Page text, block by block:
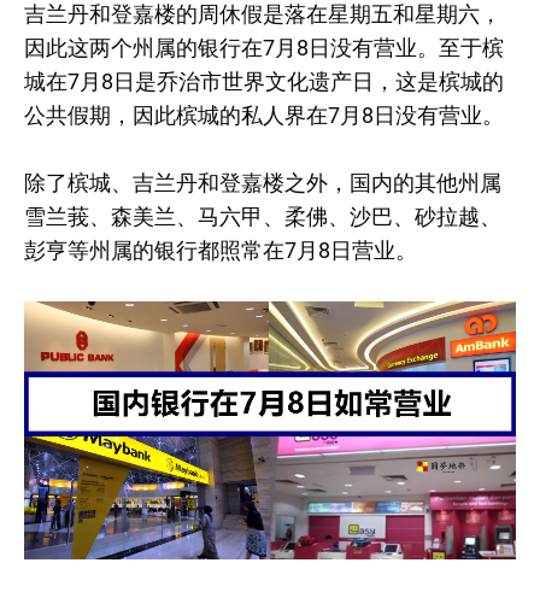
吉兰丹和登嘉楼的周休假是落在星期五和星期六，
因此这两个州属的银行在7月8日没有营业。至于槟
城在7月8日是乔治市世界文化遗产日，这是槟城的
公共假期，因此槟城的私人界在7月8日没有营业。
除了槟城、吉兰丹和登嘉楼之外，国内的其他州属
雪兰莪、森美兰、马六甲、柔佛、沙巴、砂拉越、
彭亨等州属的银行都照常在7月8日营业。